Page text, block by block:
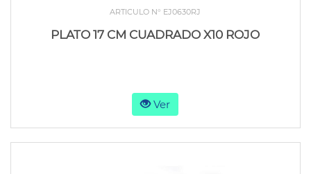
ARTICULO N° EJ0630RJ
PLATO 17 CM CUADRADO X10 ROJO
Ver